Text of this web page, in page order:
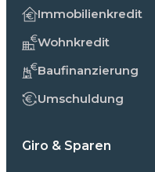
Immobilienkredit
Wohnkredit
Baufinanzierung
Umschuldung
Giro & Sparen